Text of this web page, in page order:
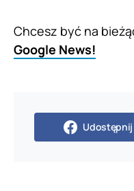
Chcesz być na
Google News!
Udostępnij